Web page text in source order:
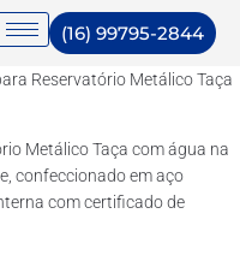
(16) 99795-2844
Reservatório Metálico Taça
Metálico Taça com água na
confeccionado em aço
com certificado de